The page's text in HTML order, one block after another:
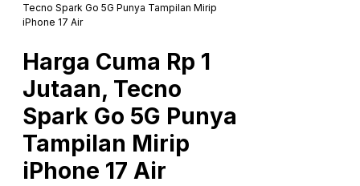
Tecno Spark Go 5G Punya Tampilan Mirip
iPhone 17 Air
Harga Cuma Rp 1
Jutaan, Tecno
Spark Go 5G Punya
Tampilan Mirip
iPhone 17 Air